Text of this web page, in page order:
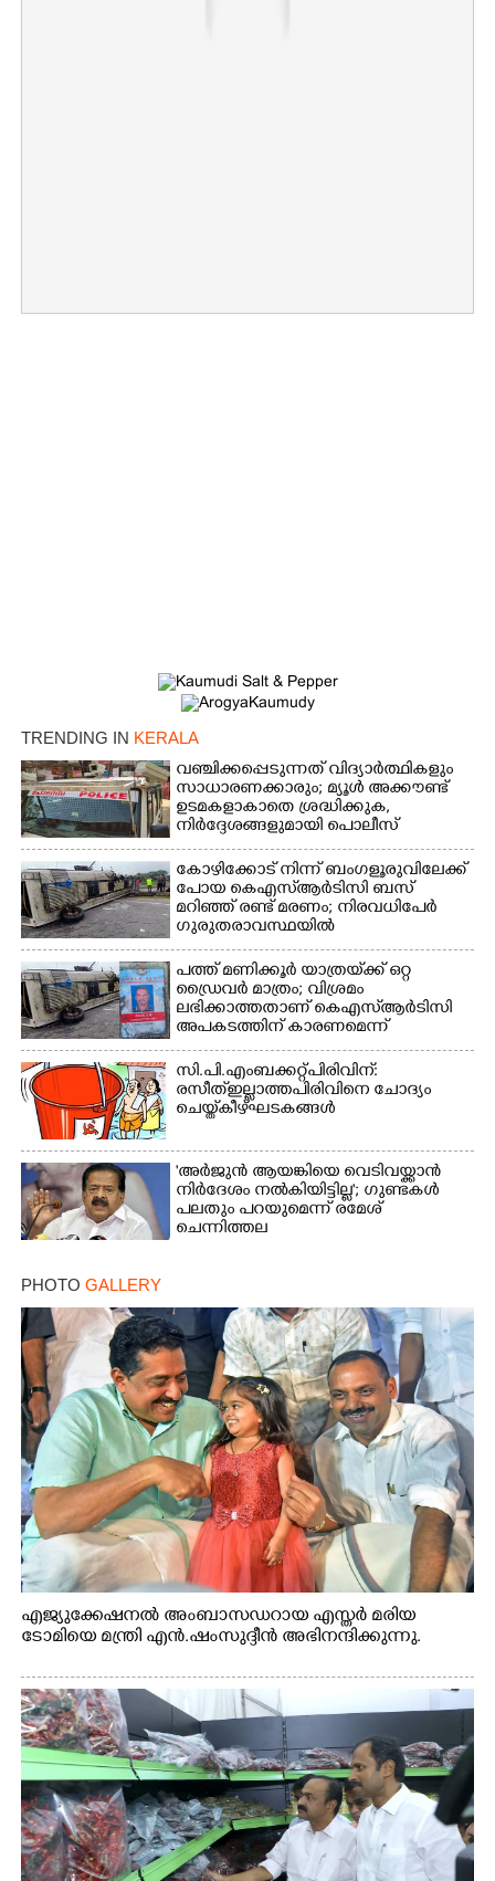
TRENDING IN KERALA
വഞ്ചിക്കപ്പെടുന്നത് വിദ്യാർത്ഥികളും
സാധാരണക്കാരും; മ്യൂൾ അക്കൗണ്ട്
ഉടമകളാകാതെ ശ്രദ്ധിക്കുക,
നിർദ്ദേശങ്ങളുമായി പൊലീസ്
കോഴിക്കോട് നിന്ന് ബംഗളൂരുവിലേക്ക്
പോയ കെഎസ്‌ആർടിസി ബസ്
മറിഞ്ഞ് രണ്ട് മരണം; നിരവധിപേർ
ഗുരുതരാവസ്ഥയിൽ
പത്ത് മണിക്കൂർ യാത്രയ്‌ക്ക് ഒറ്റ
ഡ്രൈവർ മാത്രം; വിശ്രമം
ലഭിക്കാത്തതാണ് കെഎസ്‌ആർടിസി
അപകടത്തിന് കാരണമെന്ന്
വിമർശനം
സി.പി.എം ബക്കറ്റ് പിരിവിന്:
രസീത് ഇല്ലാത്ത പിരിവിനെ ചോദ്യം
ചെയ്ത് കീഴ്ഘടകങ്ങൾ
'അർജുൻ ആയങ്കിയെ വെടിവയ്ക്കാൻ
നിർദേശം നൽകിയിട്ടില്ല'; ഗുണ്ടകൾ
പലതും പറയുമെന്ന് രമേശ്
ചെന്നിത്തല
PHOTO GALLERY
എജ്യുക്കേഷനൽ അംബാസഡറായ എസ്തർ മരിയ
ടോമിയെ മന്ത്രി എൻ.ഷംസുദ്ദീൻ അഭിനന്ദിക്കുന്നു.